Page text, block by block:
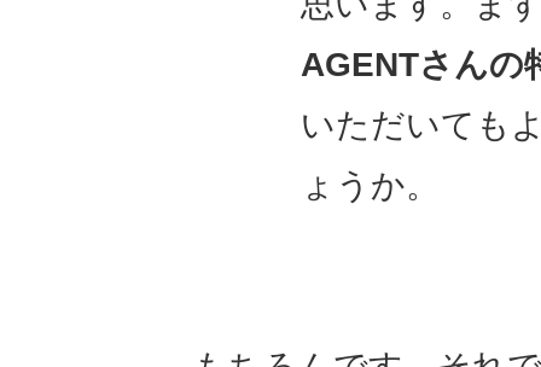
AGENTさんの
いただいても
ょうか。